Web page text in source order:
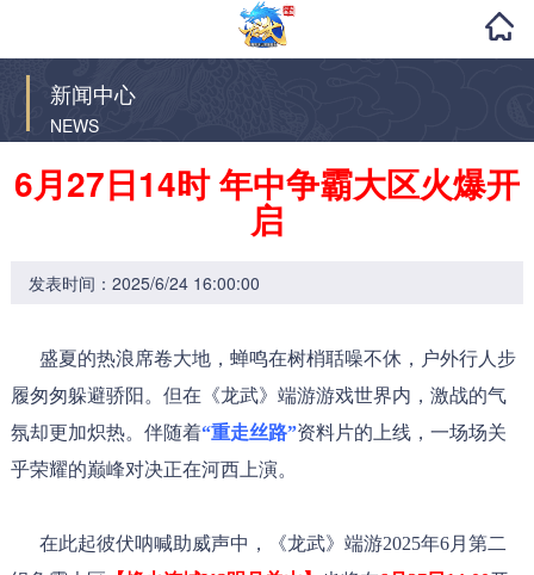
新闻中心
NEWS
6月27日14时 年中争霸大区火爆开
启
发表时间：2025/6/24 16:00:00
盛夏的热浪席卷大地，蝉鸣在树梢聒噪不休，户外行人步
履匆匆躲避骄阳。但在《龙武》端游游戏世界内，激战的气
氛却更加炽热。伴随着“重走丝路”资料片的上线，一场场关
乎荣耀的巅峰对决正在河西上演。
在此起彼伏呐喊助威声中，《龙武》端游2025年6月第二